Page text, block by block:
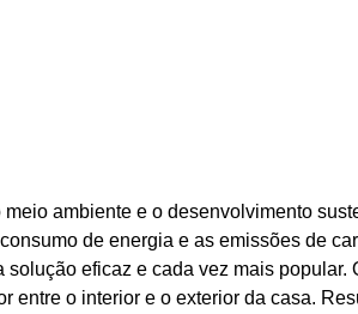
ambiente e o desenvolvimento
de energia e as emissões de
eficaz e cada vez mais popular.
entre o interior e o exterior da casa.